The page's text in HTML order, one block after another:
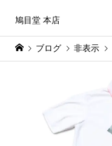
鳩目堂 本店
ブログ 非表示